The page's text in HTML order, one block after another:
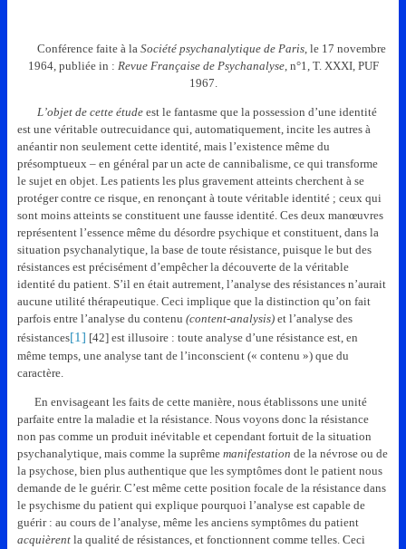
Conférence faite à la Sociétépsychanalytique de Paris, le 17 novembre
1964, publiée in : Revue Française de Psychanalyse, n°1, T. XXXI, PUF
1967.
L’objet de cette étudeest le fantasme que la possession d’une identité
est une véritable outrecuidance qui, automatiquement, incite les autres à
anéantir non seulement cette identité, mais l’existence même du
présomptueux – en général par un acte de cannibalisme, ce qui transforme
le sujet en objet. Les patients les plus gravement atteints cherchent à se
protéger contre ce risque, en renonçant à toute véritable identité ; ceux qui
sont moins atteints se constituent une fausse identité.Ces deux manœuvres
représentent l’essence même du désordre psychique et constituent, dans la
situation psychanalytique, la base de toute résistance, puisque le but des
résistances est précisément d’empêcher la découverte de la véritable
identité du patient. S’il en était autrement, l’analyse des résistances n’aurait
aucune utilité thérapeutique. Ceci implique que la distinction qu’on fait
parfois entre l’analyse du contenu (content-analysis)et l’analyse des
résistances[1] [42] est illusoire : toute analyse d’une résistance est, en
même temps, une analyse tant de l’inconscient (« contenu ») que du
caractère.
En envisageant les faits de cette manière, nous établissons une unité
parfaite entre la maladie et la résistance. Nous voyons donc la résistance
non pas comme un produit inévitable et cependant fortuit de la situation
psychanalytique, mais comme la suprême manifestation de la névrose ou de
la psychose, bien plus authentique que les symptômes dont le patient nous
demande de le guérir. C’est même cette position focale de la résistance dans
le psychisme du patient qui explique pourquoi l’analyse est capable de
guérir : au cours de l’analyse, même les anciens symptômes du patient
acquièrentla qualité de résistances, et fonctionnent comme telles. Ceci